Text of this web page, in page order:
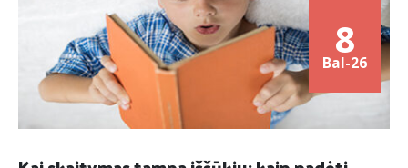
8
Bal-26